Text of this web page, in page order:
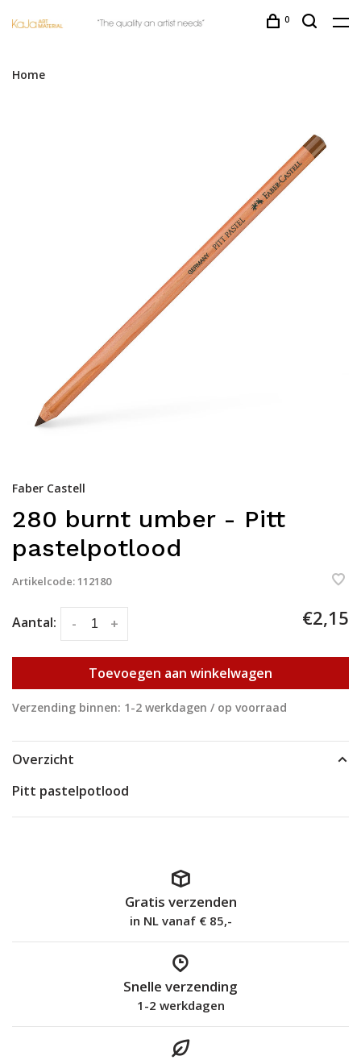
0
Home
Faber Castell
280 burnt umber - Pitt
pastelpotlood
Artikelcode:112180
Aantal: +
- €2,15
Toevoegen aan winkelwagen
Verzending binnen: 1-2 werkdagen / op voorraad
Overzicht
Pitt pastelpotlood
Gratis verzenden
in NL vanaf € 85,-
Snelle verzending
1-2 werkdagen